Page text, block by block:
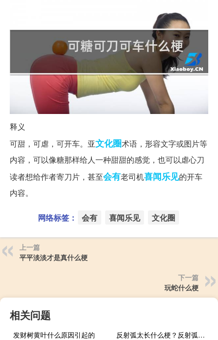
释义
可甜，可虐，可开车。亚文化圈术语，形容文字或图片等
内容，可以像糖那样给人一种甜甜的感觉，也可以虐心刀
读者想给作者寄刀片，甚至会有老司机喜闻乐见的开车
内容。
网络标签： 会有 喜闻乐见 文化圈
上一篇
平平淡淡才是真什么梗
下一篇
玩蛇什么梗
相关问题
发财树黄叶什么原因引起的
反射弧太长什么梗？反射弧太长是什么意思什么梗